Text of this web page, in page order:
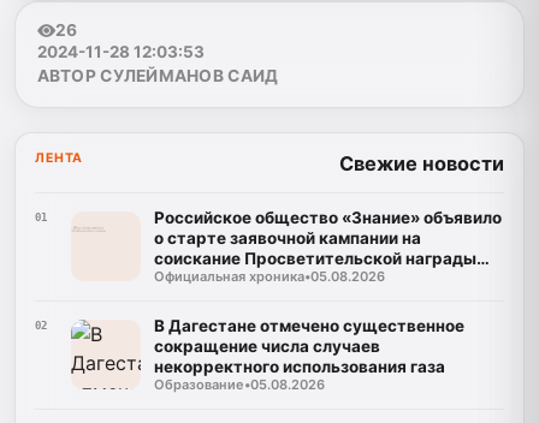
26
2024-11-28 12:03:53
АВТОР СУЛЕЙМАНОВ САИД
ЛЕНТА Свежие новости
01
Российское общество «Знание» объявило
о старте заявочной кампании на
соискание Просветительской награды
«Знание. Премия-2026»
Официальная хроника•05.08.2026
02
В Дагестане отмечено существенное
сокращение числа случаев
некорректного использования газа
Образование•05.08.2026